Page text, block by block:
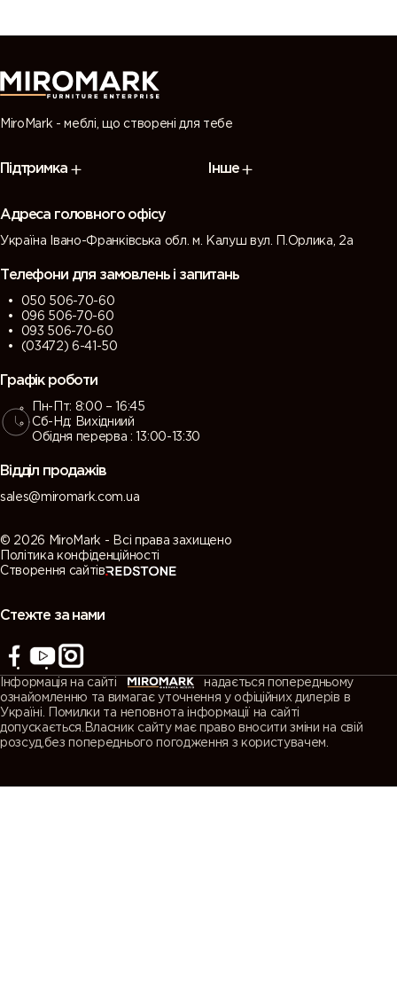
MiroMark - меблі, що створені для тебе
Підтримка Інше
Адреса головного офісу
Україна Івано-Франківська обл. м. Калуш вул. П.Орлика, 2а
Телефони для замовлень і запитань
050 506-70-60
096 506-70-60
093 506-70-60
(03472) 6-41-50
Графік роботи
Пн-Пт: 8:00 – 16:45
Сб-Нд: Вихідниий
Обідня перерва : 13:00-13:30
Відділ продажів
sales@miromark.com.ua
© 2026 MiroMark - Всі права захищено
Політика конфіденційності
Створення сайтів
Стежте за нами
Інформація на сайті
надається попередньому
ознайомленню та вимагає уточнення у офіційних дилерів в
Україні. Помилки та неповнота інформації на сайті
допускається.Власник сайту має право вносити зміни на свій
розсуд,без попереднього погодження з користувачем.